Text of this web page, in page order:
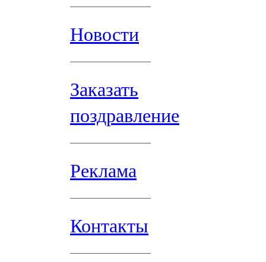
Новости
Заказать
поздравление
Реклама
Контакты